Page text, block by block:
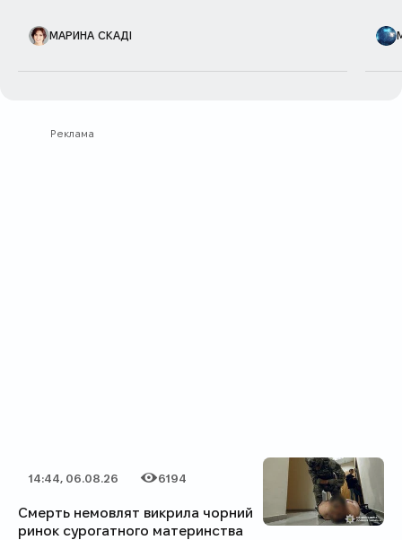
МАРИНА СКАДІ
Реклама
Дата публікації
14:44, 06.08.26
Категорія
Кількість переглядів
6194
Смерть немовлят викрила чорний
ринок сурогатного материнства